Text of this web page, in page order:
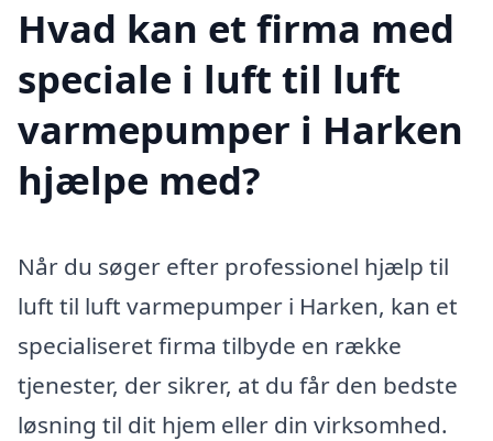
Hvad kan et firma med
speciale i luft til luft
varmepumper i Harken
hjælpe med?
Når du søger efter professionel hjælp til
luft til luft varmepumper i Harken, kan et
specialiseret firma tilbyde en række
tjenester, der sikrer, at du får den bedste
løsning til dit hjem eller din virksomhed.